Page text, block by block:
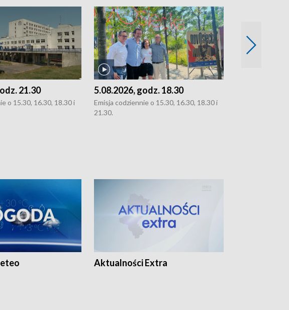
21.30
o 15.30, 16.30, 18.30 i
5.08.2026, godz. 18.30
Emisja codziennie o 15.30, 16.30, 18.30 i
21.30.
Aktualności Extra